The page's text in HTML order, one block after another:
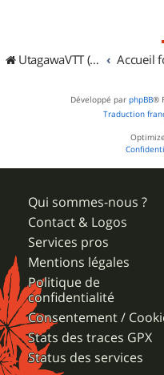
UtagawaVTT (Randos VTT et VTTAE avec traces GPS) Accueil
Développé par phpBB®
Traduction
Qui sommes-nous ?
Contact & Logos
Services pros
Mentions légales
Politique de
confidentialité
Consentement /
Stats des traces GPX
Status des services